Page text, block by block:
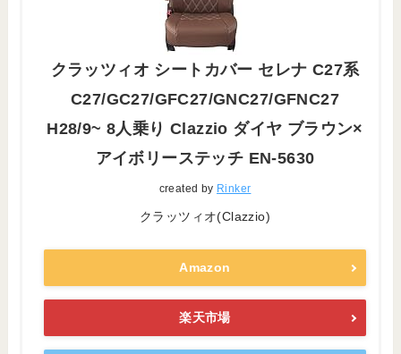
クラッツィオ シートカバー セレナ C27系
C27/GC27/GFC27/GNC27/GFNC27
H28/9~ 8人乗り Clazzio ダイヤ ブラウン×
アイボリーステッチ EN-5630
created by Rinker
クラッツィオ(Clazzio)
Amazon
楽天市場